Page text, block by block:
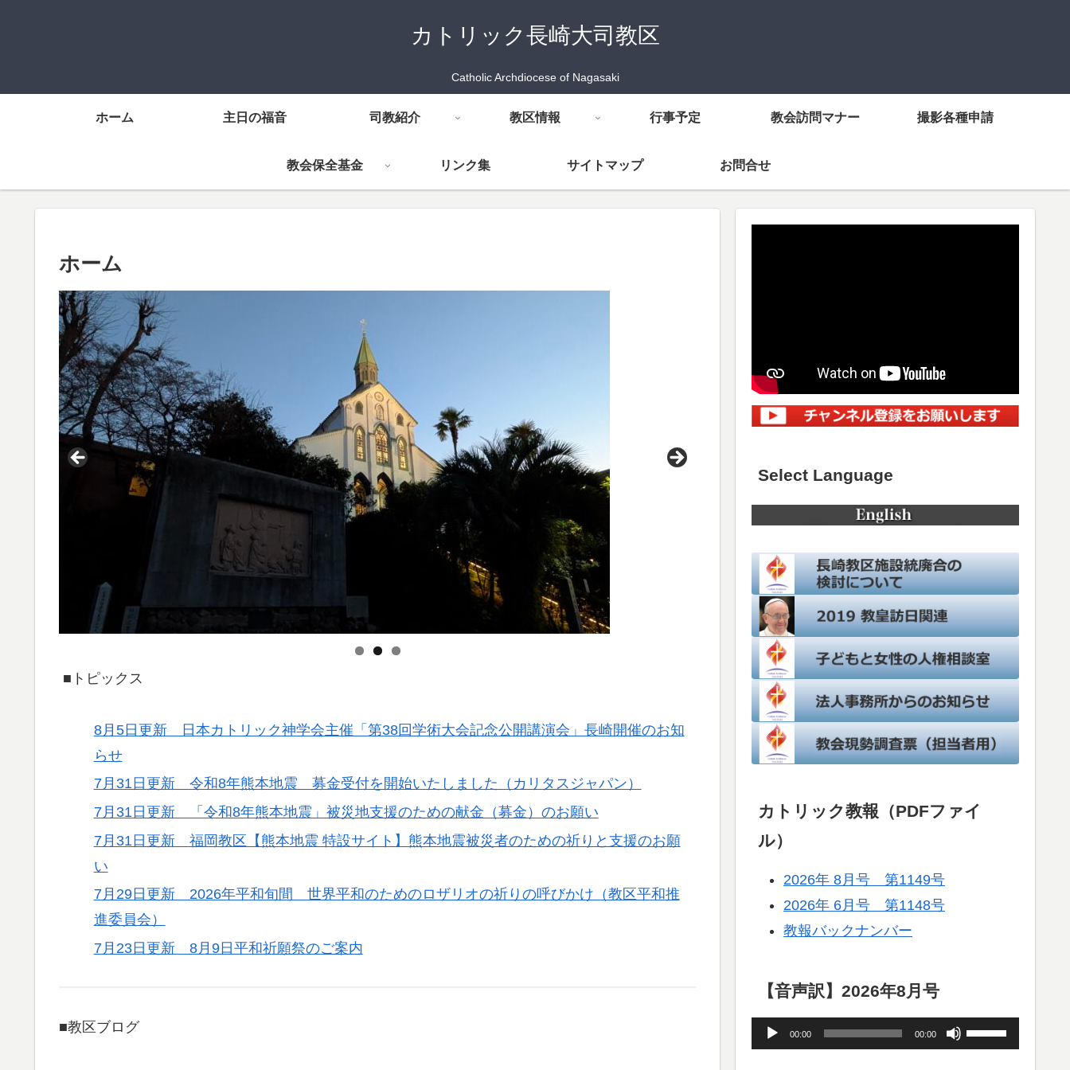
カトリック長崎大司教区
Catholic Archdiocese of Nagasaki
ホーム 主日の福音 司教紹介 教区情報 行事予定 教会訪問マナー 撮影各種申請
教会保全基金 リンク集 サイトマップ お問合せ
ホーム
■トピックス
8月5日更新 日本カトリック神学会主催「第38回学術大会記念公開講演会」長崎開催のお知
らせ
7月31日更新 令和8年熊本地震 募金受付を開始いたしました（カリタスジャパン）
7月31日更新 「令和8年熊本地震」被災地支援のための献金（募金）のお願い
7月31日更新 福岡教区【熊本地震 特設サイト】熊本地震被災者のための祈りと支援のお願
い
7月29日更新 2026年平和旬間 世界平和のためのロザリオの祈りの呼びかけ（教区平和推
進委員会）
7月23日更新 8月9日平和祈願祭のご案内
■教区ブログ
Select Language
カトリック教報（PDFファイ
ル）
2026年 8月号 第1149号
2026年 6月号 第1148号
教報バックナンバー
【音声訳】2026年8月号
声
00:00 00:00
ボ
リ